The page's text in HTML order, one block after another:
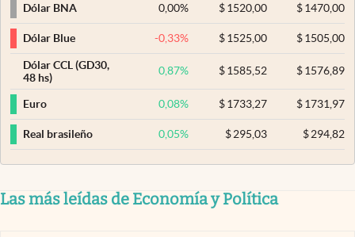
Dólar BNA
0,00% $ 1520,00 $1470,00
Dólar Blue -0,33% $ 1525,00 $1505,00
Dólar CCL (GD30,
48 hs)
0,87% $ 1585,52 $1576,89
Euro 0,08% $ 1733,27 $1731,97
Real brasileño 0,05% $ 295,03 $294,82
Las más leídas de Economía y Política